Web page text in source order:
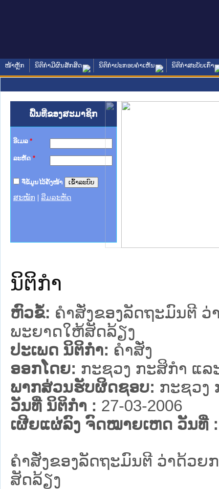
ໜ້າຫຼັກ ນິຕິກໍາມີຜົນສັກສິດ ນິຕິກໍາປະກອບຄໍາເຫັນ ນິຕິກໍາສະບັບເກົ່າ
ພື້ນທີ່ຂອງສະມາຊິກ
ອີເມລ *
ລະຫັດ *
ຈື່ຂໍ້ມູນໄວ້ຄັ້ງໜ້າ
ສະໝັກ ລືມລະຫັດ
ທຳແຫ່ງຊາດ
ການ
ກາງ
ກໃຕ້
ນຕຳຫຼວດປະຊາຊົນ
ສັນຕິບານປະຊາຊົນ
ກເໜືອ
ຊາຊົນ ພາກກາງ
ນິຕິກໍາ
ຫົວຂໍ້: ຄໍາສັ່ງຂອງລັດຖະມົນຕີ ວ່
ພະຍາດໃຫ້ສັດລ້ຽງ
ປະເພດ ນິຕິກໍາ: ຄໍາສັ່ງ
ອອກໂດຍ: ກະຊວງ ກະສິກຳ ແລ
ພາກສ່ວນຮັບຜິດຊອບ: ກະຊວງ
ວັນທີ່ ນິຕິກໍາ : 27-03-2006
ເຜີຍແຜ່ລົງ ຈົດໝາຍເຫດ ວັນທີ່ :
ຄໍາສັ່ງຂອງລັດຖະມົນຕີ ວ່າດ້ວຍ
ສັດລ້ຽງ